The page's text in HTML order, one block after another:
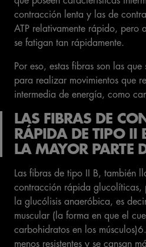
contracción lenta y las de
ATP relativamente rápido, pero
se fatigan tan rápidamente.
Por eso, estas fibras son las
para realizar movimientos que
intermedia de energía, como
LAS FIBRAS DE
RÁPIDA DE TIPO II
LA MAYOR PARTE
Las fibras de tipo II B, también
contracción rápida glucolíticas,
la glucólisis anaeróbica, es
muscular (la forma en que el
carbohidratos en los
menos resistentes y se cansan